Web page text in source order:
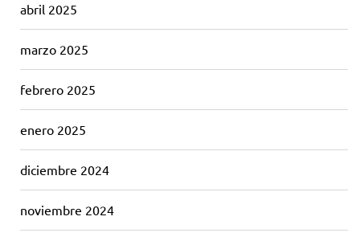
abril 2025
marzo 2025
febrero 2025
enero 2025
diciembre 2024
noviembre 2024